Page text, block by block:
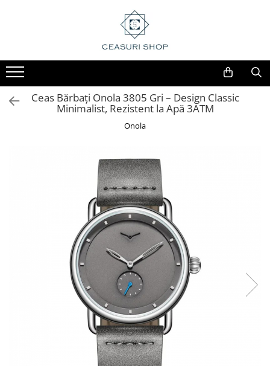
Ceas Bărbați Onola 3805 Gri – Design Classic
Minimalist, Rezistent la Apă 3ATM
Onola